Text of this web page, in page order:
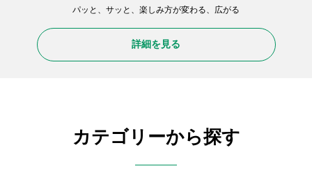
パッと、サッと、楽しみ方が変わる、広がる
詳細を見る
カテゴリーから探す